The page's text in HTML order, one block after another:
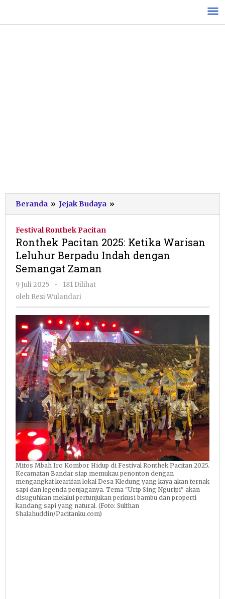
konten
Beranda » Jejak Budaya »
Pacitan
Warisan
Leluhur
Zaman
Festival Ronthek Pacitan
Ronthek Pacitan 2025: Ketika Warisan
Leluhur Berpadu Indah dengan
Semangat Zaman
9 Juli 2025
oleh
Resi
-
181 Dilihat
oleh Resi Wulandari
Mitos Mbah Iro Kombor Hidup di Festival Ronthek Pacitan 2025.
Kecamatan Bandar siap memukau penonton dengan
mengangkat kearifan lokal Desa Kledung yang kaya akan ternak
sapi dan legenda penjaganya. Tema "Urip Sing Nguripi" akan
disuguhkan melalui pertunjukan perkusi bambu dan properti
kandang sapi yang natural. (Foto: Sulthan
Shalahuddin/Pacitanku.com)